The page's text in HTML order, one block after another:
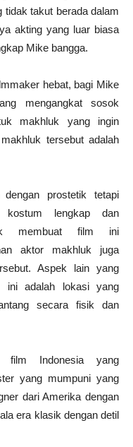
tidak takut berada dalam
akting yang luar biasa
Mike bangga.
hebat, bagi Mike
mengangkat sosok
makhluk yang ingin
tersebut adalah
dengan prostetik tetapi
kostum lengkap dan
membuat film ini
aktor makhluk juga
Aspek lain yang
ini adalah lokasi yang
secara fisik dan
film Indonesia yang
yang mumpuni yang
dari Amerika dengan
era klasik dengan detil